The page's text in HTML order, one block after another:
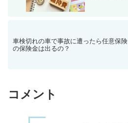
車検切れの車で事故に遭ったら任意保険
の保険金は出るの？
コメント